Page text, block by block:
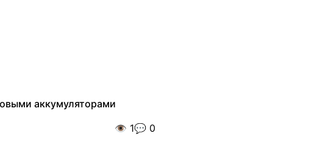
аккумуляторами
👁️ 1💬 0